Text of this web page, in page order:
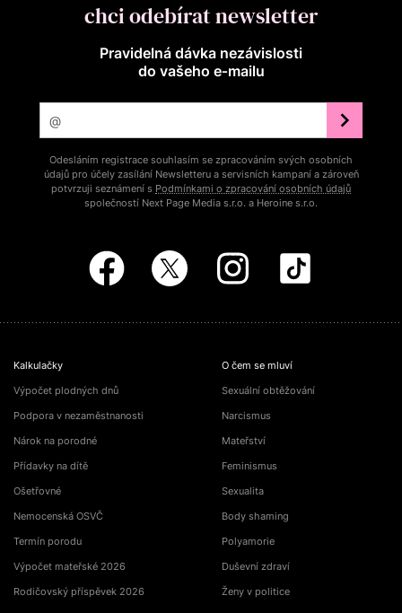
chci odebírat newsletter
Pravidelná dávka nezávislosti
do vašeho e‑mailu
Odesláním registrace souhlasím se zpracováním svých osobních
údajů pro účely zasílání Newsletteru a servisních kampaní a zároveň
potvrzuji seznámení s Podmínkami o zpracování osobních údajů
společností Next Page Media s.r.o. a Heroine s.r.o.
Kalkulačky
Výpočet plodných dnů
Podpora v nezaměstnanosti
Nárok na porodné
Přídavky na dítě
Ošetřovné
Nemocenská OSVČ
Termín porodu
Výpočet mateřské 2026
Rodičovský příspěvek 2026
O čem se mluví
Sexuální obtěžování
Narcismus
Mateřství
Feminismus
Sexualita
Body shaming
Polyamorie
Duševní zdraví
Ženy v politice